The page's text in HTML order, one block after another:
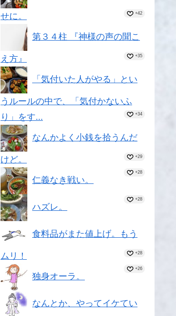
せに。 +42
第３４柱 『神様の声の聞こ
え方』 +35
「気付いた人がやる」とい
うルールの中で、「気付かないふ
り」をす...
+34
なんかよく小銭を拾うんだ
けど。 +29
仁義なき戦い。
+28
ハズレ。
+28
食料品がまた値上げ。もう
ムリ！ +28
独身オーラ。
+26
なんとか、やってイケてい